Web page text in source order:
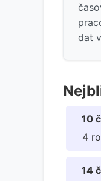
dat
10
4
14